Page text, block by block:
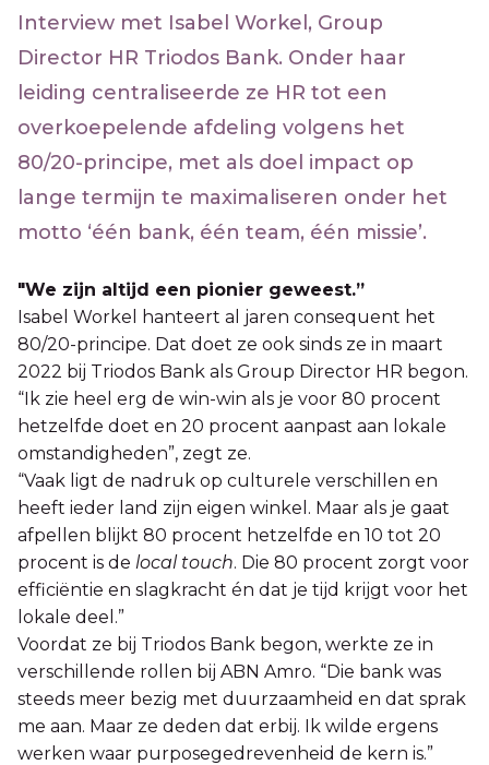
Interview met Isabel Workel, Group
Director HR Triodos Bank. Onder haar
leiding centraliseerde ze HR tot een
overkoepelende afdeling volgens het
80/20-principe, met als doel impact op
lange termijn te maximaliseren onder het
motto ‘één bank, één team, één missie’.
"We zijn altijd een pionier geweest.”
Isabel Workel hanteert al jaren consequent het
80/20-principe. Dat doet ze ook sinds ze in maart
2022 bij Triodos Bank als Group Director HR begon.
“Ik zie heel erg de win-win als je voor 80 procent
hetzelfde doet en 20 procent aanpast aan lokale
omstandigheden”, zegt ze.
“Vaak ligt de nadruk op culturele verschillen en
heeft ieder land zijn eigen winkel. Maar als je gaat
afpellen blijkt 80 procent hetzelfde en 10 tot 20
procent is de local touch. Die 80 procent zorgt voor
efficiëntie en slagkracht én dat je tijd krijgt voor het
lokale deel.”
Voordat ze bij Triodos Bank begon, werkte ze in
verschillende rollen bij ABN Amro. “Die bank was
steeds meer bezig met duurzaamheid en dat sprak
me aan. Maar ze deden dat erbij. Ik wilde ergens
werken waar purposegedrevenheid de kern is.”